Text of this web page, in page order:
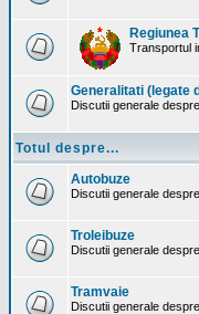
Regiunea
Transportul
Generalitati (legate
Discutii generale
Totul despre...
Autobuze
Discutii generale
Troleibuze
Discutii generale
Tramvaie
Discutii generale